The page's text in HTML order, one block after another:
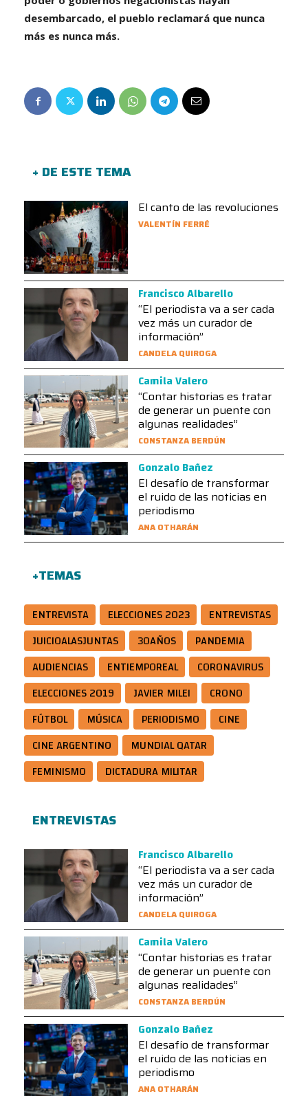
desembarcado, el pueblo reclamará que nunca
más es nunca más.
+ DE ESTE TEMA
El canto de las revoluciones
VALENTÍN FERRÉ
Francisco Albarello
“El periodista va a ser cada
vez más un curador de
información”
CANDELA QUIROGA
Camila Valero
“Contar historias es tratar
de generar un puente con
algunas realidades”
CONSTANZA BERDÚN
Gonzalo Bañez
El desafío de transformar
el ruido de las noticias en
periodismo
ANA OTHARÁN
+TEMAS
ENTREVISTA ELECCIONES 2023
ENTREVISTAS
JUICIOALASJUNTAS
30AÑOS
PANDEMIA
AUDIENCIAS
ENTIEMPOREAL
CORONAVIRUS
ELECCIONES 2019
JAVIER MILEI
CRONO
FÚTBOL
MÚSICA PERIODISMO
CINE
CINE ARGENTINO
MUNDIAL QATAR
FEMINISMO
DICTADURA MILITAR
ENTREVISTAS
Francisco Albarello
“El periodista va a ser cada
vez más un curador de
información”
CANDELA QUIROGA
Camila Valero
“Contar historias es tratar
de generar un puente con
algunas realidades”
CONSTANZA BERDÚN
Gonzalo Bañez
El desafío de transformar
el ruido de las noticias en
periodismo
ANA OTHARÁN